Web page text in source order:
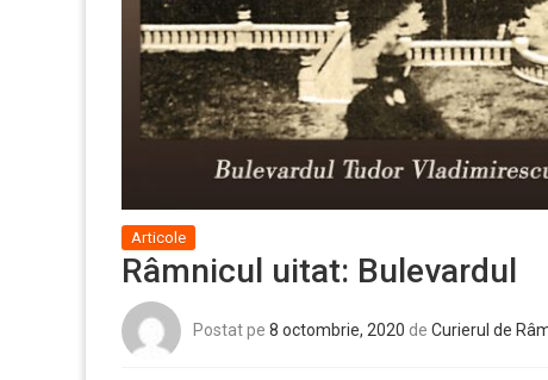
Articole
Râmnicul uitat: Bulevardul
Postat pe 8 octombrie, 2020 de Curierul de